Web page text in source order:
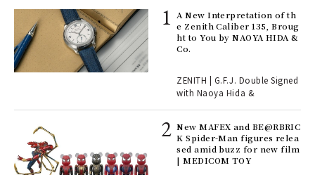
A New Interpretation of th
e Zenith Caliber 135, Broug
ht to You by NAOYA HIDA &
Co.
ZENITH | G.F.J. Double Signed
with Naoya Hida &
New MAFEX and BE@RBRIC
K Spider-Man figures relea
sed amid buzz for new film
| MEDICOM TOY